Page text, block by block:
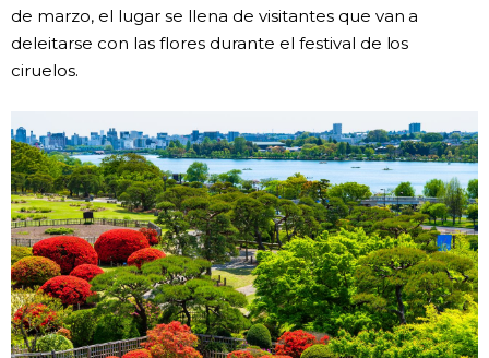
de marzo, el lugar se llena de visitantes que van a
deleitarse con las flores durante el festival de los
ciruelos.